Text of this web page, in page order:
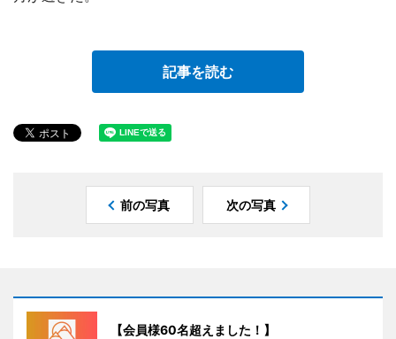
記事を読む
前の写真 次の写真
【会員様60名超えました！】